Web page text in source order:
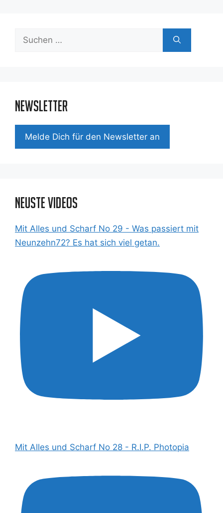
Suchen
Newsletter
Mel­de Dich für den News­let­ter an
Neuste Videos
Mit Alles und Scharf No 29 - Was passiert mit
Neunzehn72? Es hat sich viel getan.
Mit Alles und Scharf No 28 - R.I.P. Photopia